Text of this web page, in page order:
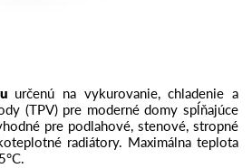
určenú na vykurovanie, chladenie a
(TPV) pre moderné domy spĺňajúce
pre podlahové, stenové, stropné
radiátory. Maximálna teplota